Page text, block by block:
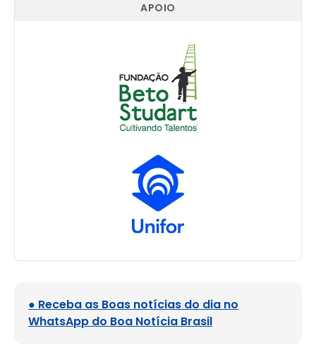
APOIO
● Receba as Boas notícias do dia no
WhatsApp do Boa Notícia Brasil